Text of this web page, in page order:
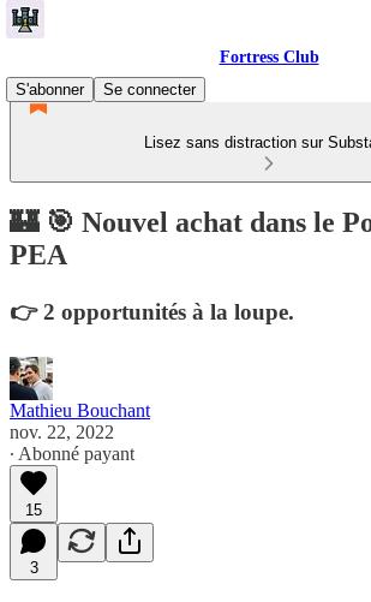
Fortress Club
S'abonner
Se connecter
Lisez sans distraction sur
🏰 🎯 Nouvel achat dans le
PEA
👉 2 opportunités à la loupe.
Mathieu Bouchant
nov. 22, 2022
∙ Abonné payant
15
3